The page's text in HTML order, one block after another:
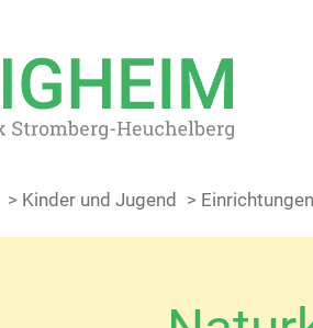
> Kinder und Jugend > Einrichtungen